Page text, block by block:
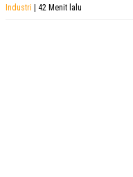
Industri | 42 Menit lalu